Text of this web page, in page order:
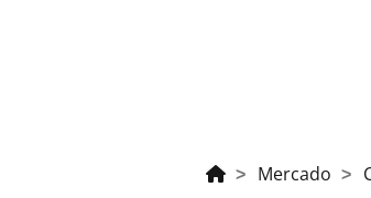
Mercado